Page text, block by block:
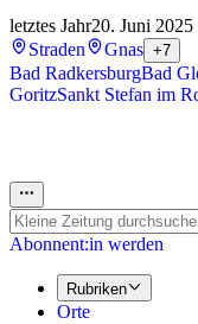
letztes Jahr20. Juni
Straden
Gnas +7
Bad RadkersburgBad
GoritzSankt Stefan im
Abonnent:in werden
Rubriken
Orte